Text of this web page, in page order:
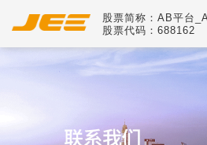
股票简称：AB平台
股票代码：688162